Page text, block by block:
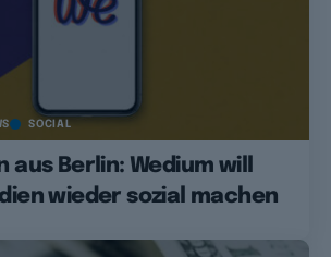
SOCIAL
aus Berlin: Wedium will
wieder sozial machen